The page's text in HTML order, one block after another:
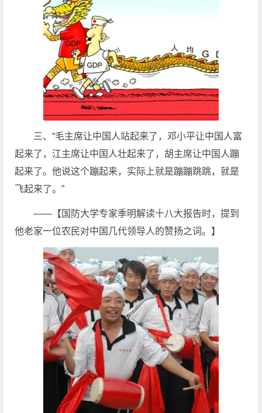
三、“毛主席让中国人站起来了，邓小平让中国人富
起来了，江主席让中国人壮起来了，胡主席让中国人蹦
起来了。他说这个蹦起来，实际上就是蹦蹦跳跳，就是
飞起来了。”
——【国防大学专家季明解读十八大报告时，提到
他老家一位农民对中国几代领导人的赞扬之词。】